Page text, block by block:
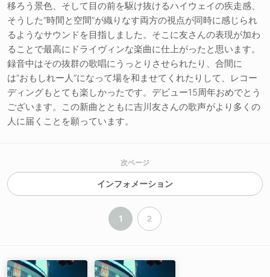
移ろう景色、そして目の前を駆け抜けるハイウェイの疾走感、
そうした”時間と空間”が織りなす両方の視点が同時に感じられ
るようなサウンドを目指しました。そこに友さんの表現が加わ
ることで最高にドライヴィンな楽曲に仕上がったと思います。
録音中はその抜群の歌唱にうっとりさせられたり、合間に
は”おもしれー人”になって場を和ませてくれたりして、レコー
ディングもとても楽しかったです。デビュー15周年おめでとう
ございます。この新曲とともに吉川友さんの歌声がより多くの
人に届くことを願っています。
次ページ
インフォメーション
1 2